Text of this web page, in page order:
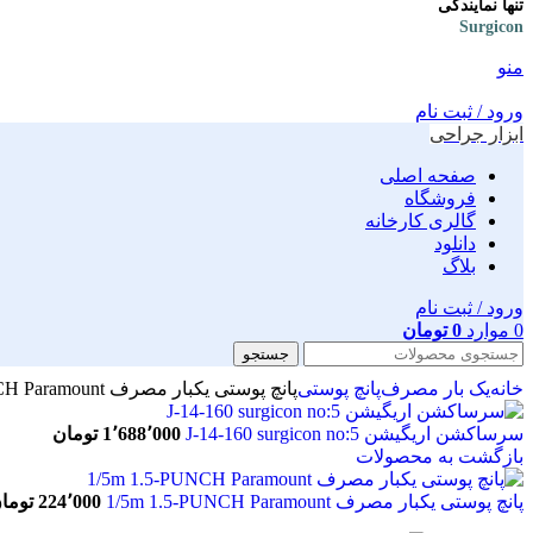
تنها نمایندگی
Surgicon
منو
ورود / ثبت نام
ابزار جراحی
صفحه اصلی
فروشگاه
گالری کارخانه
دانلود
بلاگ
ورود / ثبت نام
0 موارد 0 تومان
جستجو
خانهیک بار مصرفپانچ پوستیپانچ پوستی یکبار مصرف 1m 1-PUNCH Paramount
سرساکشن اریگیشن J-14-160 surgicon no:5 1٬688٬000 تومان
بازگشت به محصولات
پانچ پوستی یکبار مصرف 1/5m 1.5-PUNCH Paramount 224٬000